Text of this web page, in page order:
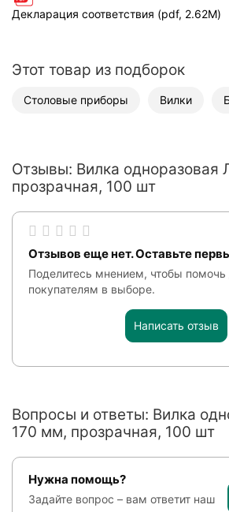
Декларация соответствия (pdf, 2.62M)
Этот товар из подборок
Столовые приборы Вилки
Отзывы: Вилка одноразовая
прозрачная, 100 шт
Отзывов еще нет. Оставьте
Поделитесь мнением, чтобы помочь
покупателям в выборе.
Написать отзыв
Вопросы и ответы: Вилка
170 мм, прозрачная, 100 шт
Нужна помощь?
Задайте вопрос – вам ответит наш